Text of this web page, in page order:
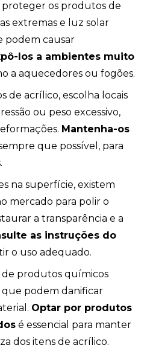
os produtos de
extremas e luz solar
podem causar
los a ambientes muito
a aquecedores ou fogões.
de acrílico, escolha locais
ou peso excessivo,
Mantenha-os
que possível, para
na superfície, existem
mercado para polir o
a transparência e a
as instruções do
o uso adequado.
produtos químicos
que podem danificar
Optar por produtos
é essencial para manter
dos itens de acrílico.